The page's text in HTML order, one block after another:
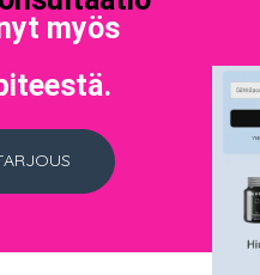
myös